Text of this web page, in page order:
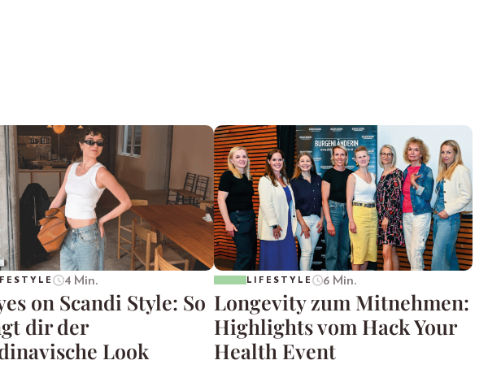
4 Min.
on Scandi Style: So
dir der
Look
LIFESTYLE 6 Min.
Longevity zum Mitnehmen:
Highlights vom Hack Your
Health Event